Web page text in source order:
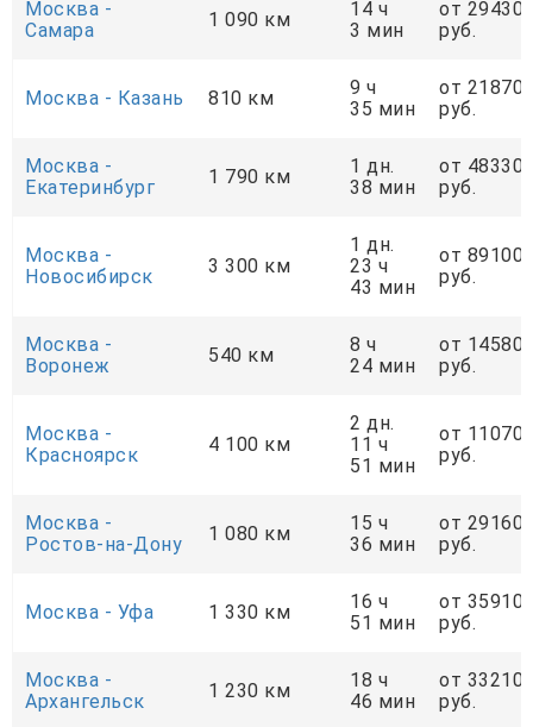
Москва -
Самара
1 090 км
14 ч
3 мин
от 29430
руб.
Москва - Казань 810 км
9 ч
35 мин
от 21870
руб.
Москва -
Екатеринбург
1 790 км
1 дн.
38 мин
от 48330
руб.
Москва -
Новосибирск
3 300 км
1 дн.
23 ч
43 мин
от 89100
руб.
Москва -
Воронеж
540 км
8 ч
24 мин
от 14580
руб.
Москва -
Красноярск
4 100 км
2 дн.
11 ч
51 мин
от
руб.
Москва -
Ростов-на-Дону
1 080 км
15 ч
36 мин
от 29160
руб.
Москва - Уфа 1 330 км
16 ч
51 мин
от 35910
руб.
Москва -
Архангельск
1 230 км
18 ч
46 мин
от 33210
руб.